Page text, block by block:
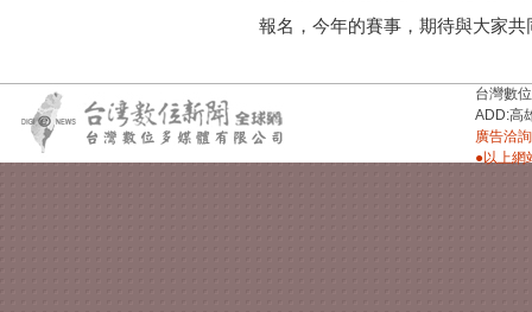
報名，今年的賽事，期待與大家
台灣數
ADD:高
廣告洽
●以上網